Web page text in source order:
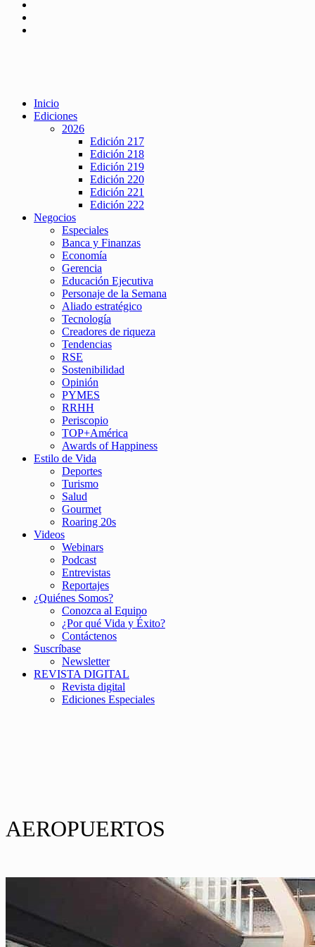
Inicio
Ediciones
2026
Edición 217
Edición 218
Edición 219
Edición 220
Edición 221
Edición 222
Negocios
Especiales
Banca y Finanzas
Economía
Gerencia
Educación Ejecutiva
Personaje de la Semana
Aliado estratégico
Tecnología
Creadores de riqueza
Tendencias
RSE
Sostenibilidad
Opinión
PYMES
RRHH
Periscopio
TOP+América
Awards of Happiness
Estilo de Vida
Deportes
Turismo
Salud
Gourmet
Roaring 20s
Videos
Webinars
Podcast
Entrevistas
Reportajes
¿Quiénes Somos?
Conozca al Equipo
¿Por qué Vida y Éxito?
Contáctenos
Suscríbase
Newsletter
REVISTA DIGITAL
Revista digital
Ediciones Especiales
AEROPUERTOS